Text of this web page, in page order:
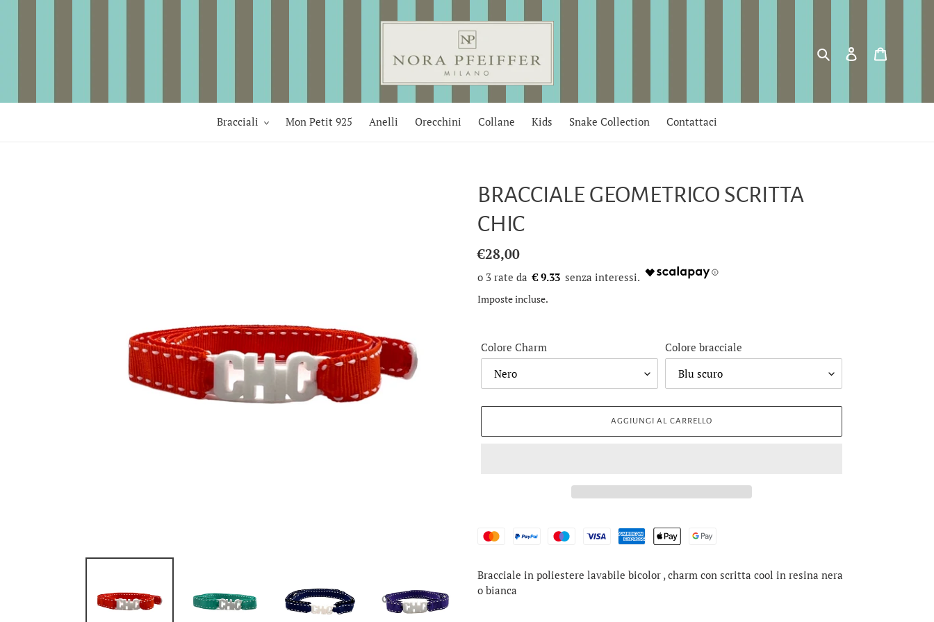
Cerca Accedi
Bracciali Mon Petit 925 Anelli Orecchini Collane Kids Snake Collection Contattaci
BRACCIALE GEOMETRICO SCRITTA
CHIC
Prezzo
di
listino
€28,00
€ 9.33
Imposte incluse.
Colore Charm Colore bracciale
AGGIUNGI AL CARRELLO
del
prodotto
Bracciale in poliestere lavabile bicolor , charm con scritta cool in resina nera
o bianca